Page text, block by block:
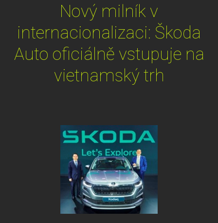
Nový milník v
internacionalizaci: Škoda
Auto oficiálně vstupuje na
vietnamský trh